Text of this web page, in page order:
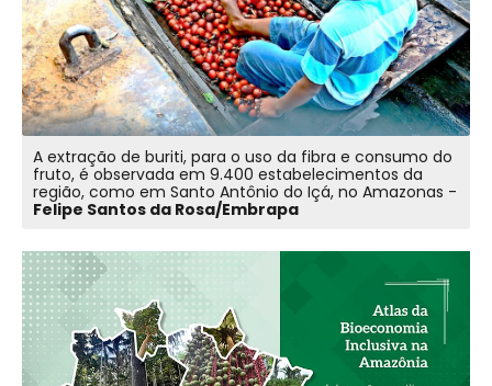
A extração de buriti, para o uso da fibra e consumo do
fruto, é observada em 9.400 estabelecimentos da
região, como em Santo Antônio do Içá, no Amazonas -
Felipe Santos da Rosa/Embrapa